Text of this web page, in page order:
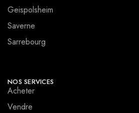
Geispolsheim
Saverne
Sarrebourg
NOS SERVICES
Acheter
Vendre